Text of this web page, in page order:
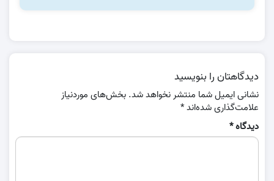
دیدگاهتان را بنویسید
نشانی ایمیل شما منتشر نخواهد شد. بخش‌های موردنیاز
علامت‌گذاری شده‌اند*
دیدگاه*